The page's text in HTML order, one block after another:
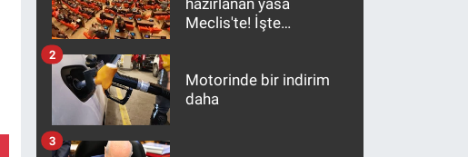
Meclis'te! İşte
Motorinde bir indirim
daha
2
3